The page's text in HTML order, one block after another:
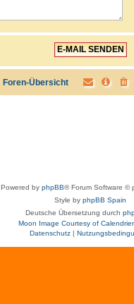
Foren-Übersicht
Powered by phpBB® Forum Software ©
Style by phpBB Spain
Deutsche Übersetzung durch
Moon Image Courtesy of Calendrier
Datenschutz|